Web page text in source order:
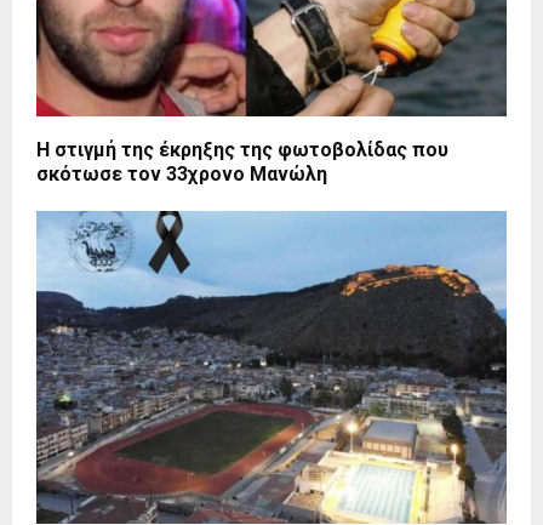
Η στιγμή της έκρηξης της φωτοβολίδας που
σκότωσε τον 33χρονο Μανώλη